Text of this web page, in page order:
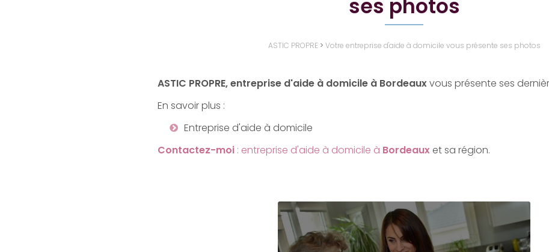
ses photos
ASTIC PROPRE> Votre entreprise d'aide à domicile vous présente ses photos
ASTIC PROPRE, entreprise d'aide à domicile à Bordeauxvous présente ses
En savoir plus :
Entreprise d'aide à domicile
Contactez-moi : entreprise d'aide à domicile à Bordeaux et sa région.